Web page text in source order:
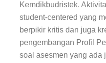
Kemdikbudristek.
student-centered yang
berpikir kritis dan juga
pengembangan Profil
soal asesmen yang ada